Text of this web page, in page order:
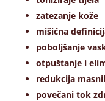
zatezanje kože
mišićna
poboljšanje
otpuštanje i
redukcija
povečani tok